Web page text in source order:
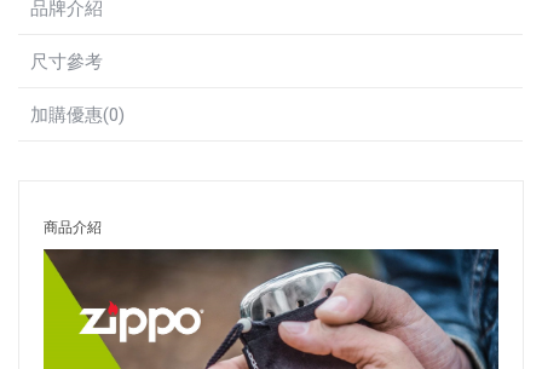
品牌介紹
尺寸參考
加購優惠(0)
商品介紹